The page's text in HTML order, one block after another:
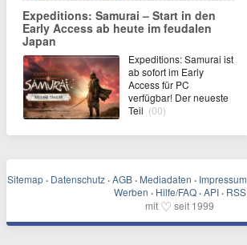
Expeditions: Samurai – Start in den
Early Access ab heute im feudalen
Japan
Expeditions: Samurai ist
ab sofort im Early
Access für PC
verfügbar! Der neueste
Teil (00)
Sitemap · Datenschutz · AGB · Mediadaten · Impressum
Werben · Hilfe/FAQ · API · RSS
mit ♡ seit 1999